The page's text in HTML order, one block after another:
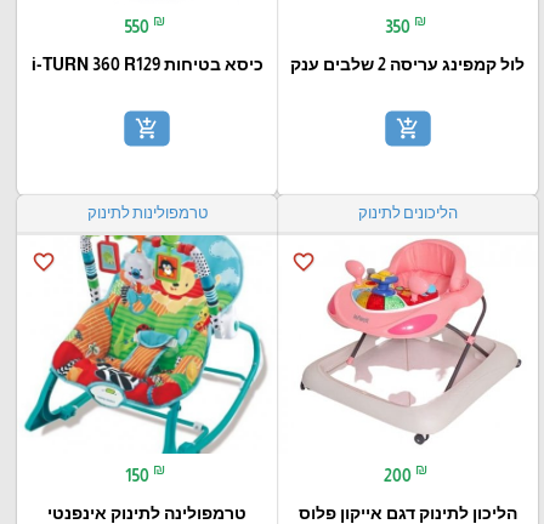
350 ₪
לול קמפינג עריסה 2 שלבים ענק
add_shopping_cart
550 ₪
כיסא בטיחות i-TURN 360 R129
add_shopping_cart
הליכונים לתינוק
favorite_border
200 ₪
הליכון לתינוק דגם אייקון פלוס
טרמפולינות לתינוק
favorite_border
150 ₪
טרמפולינה לתינוק אינפנטי